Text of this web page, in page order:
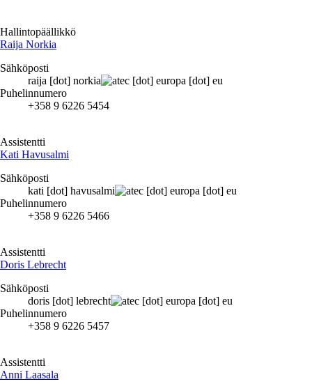
Hallintopäällikkö
Raija Norkia
Sähköposti
raija [dot] norkia ec [dot] europa [dot] eu
Puhelinnumero
+358 9 6226 5454
Assistentti
Kati Havusalmi
Sähköposti
kati [dot] havusalmi ec [dot] europa [dot] eu
Puhelinnumero
+358 9 6226 5466
Assistentti
Doris Lebrecht
Sähköposti
doris [dot] lebrecht ec [dot] europa [dot] eu
Puhelinnumero
+358 9 6226 5457
Assistentti
Anni Laasala